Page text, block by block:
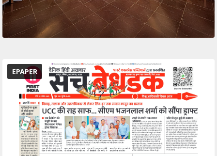
EPAPER